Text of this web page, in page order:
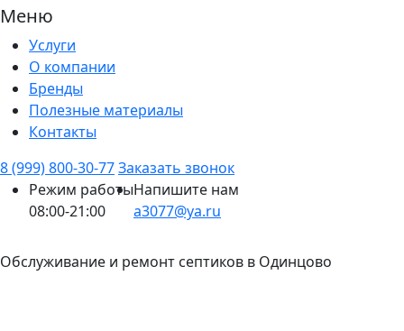
Меню
Услуги
О компании
Бренды
Полезные материалы
Контакты
8 (999) 800-30-77Заказать звонок
Режим работы
08:00-21:00
Напишите нам
a3077@ya.ru
Обслуживание и ремонт септиков в Одинцово